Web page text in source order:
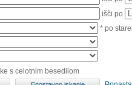
išči po
* po
s celotnim besedilom